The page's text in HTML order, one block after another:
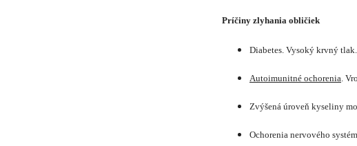
Príčiny zlyhania obličiek
Diabetes. Vysoký krvný
Autoimunitné ochorenia.
Zvýšená úroveň kyseliny
Ochorenia nervového